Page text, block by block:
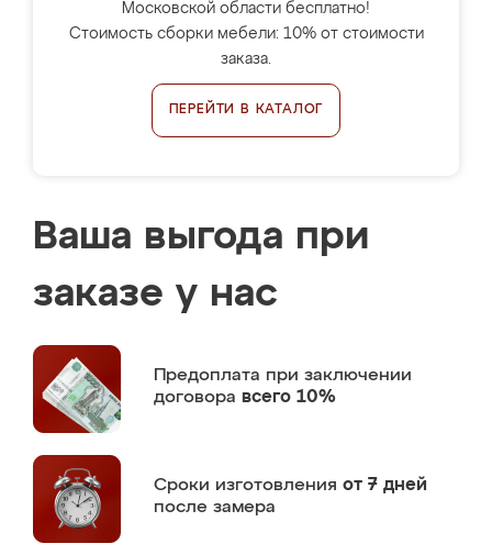
Московской области бесплатно!
Стоимость сборки мебели: 10% от стоимости
заказа.
ПЕРЕЙТИ В КАТАЛОГ
Ваша выгода при
заказе у нас
Предоплата при заключении
договора всего 10%
Сроки изготовления от 7 дней
после замера